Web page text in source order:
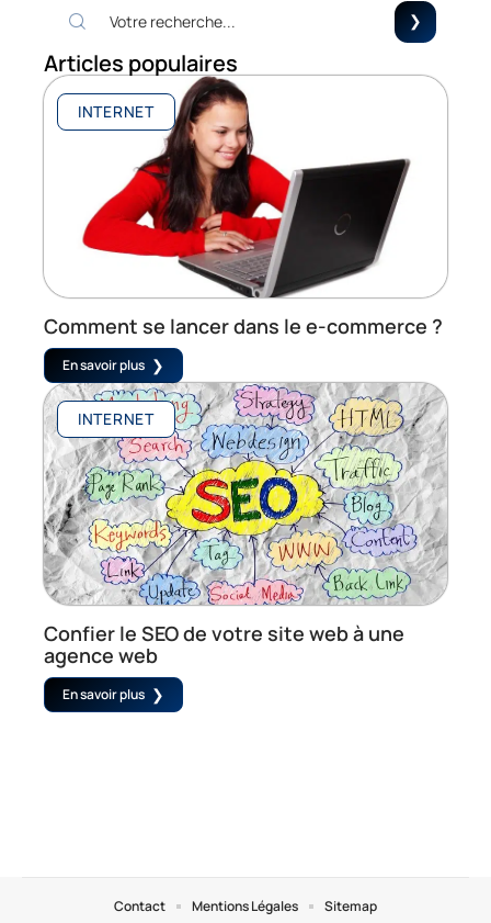
Articles populaires
INTERNET
Comment se lancer dans le e-commerce ?
En savoir plus
INTERNET
Confier le SEO de votre site web à une
agence web
En savoir plus
Contact Mentions Légales Sitemap